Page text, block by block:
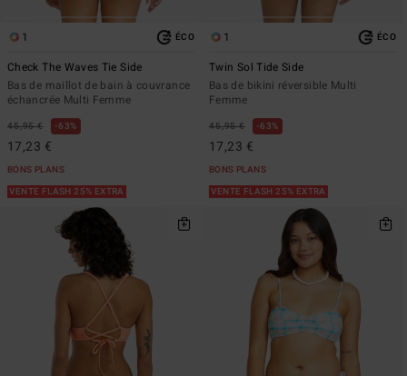
1 ÉCO
Check The Waves Tie Side
Bas de maillot de bain à couvrance
échancrée Multi Femme
45,95 € 63%
17,23 €
BONS PLANS
VENTE FLASH 25% EXTRA
1 ÉCO
Twin Sol Tide Side
Bas de bikini réversible Multi
Femme
45,95 € 63%
17,23 €
BONS PLANS
VENTE FLASH 25% EXTRA